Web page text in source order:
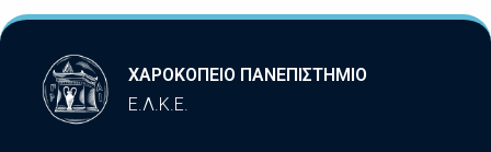
ΧΑΡΟΚΟΠΕΙΟ ΠΑΝΕΠΙΣΤΗΜΙΟ
Ε.Λ.Κ.Ε.